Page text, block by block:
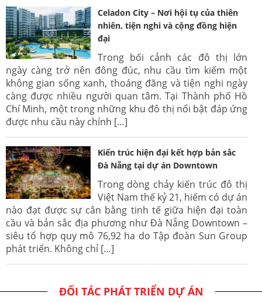
Celadon City – Nơi hội tụ của thiên
nhiên, tiện nghi và cộng đồng hiện
đại
Trong bối cảnh các đô thị lớn
ngày càng trở nên đông đúc, nhu cầu tìm kiếm một
không gian sống xanh, thoáng đãng và tiện nghi ngày
càng được nhiều người quan tâm. Tại Thành phố Hồ
Chí Minh, một trong những khu đô thị nổi bật đáp ứng
được nhu cầu này chính […]
Kiến trúc hiện đại kết hợp bản sắc
Đà Nẵng tại dự án Downtown
Trong dòng chảy kiến trúc đô thị
Việt Nam thế kỷ 21, hiếm có dự án
nào đạt được sự cân bằng tinh tế giữa hiện đại toàn
cầu và bản sắc địa phương như Đà Nẵng Downtown –
siêu tổ hợp quy mô 76,92 ha do Tập đoàn Sun Group
phát triển. Không chỉ […]
ĐỐI TÁC PHÁT TRIỂN DỰ ÁN